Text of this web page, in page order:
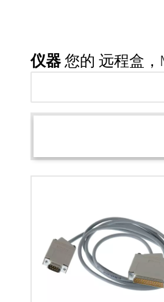
仪器您的 远程盒，